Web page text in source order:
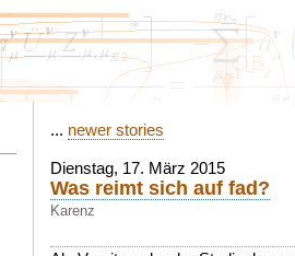
... newer stories
Dienstag, 17. März 2015
Was reimt sich auf fad?
Karenz